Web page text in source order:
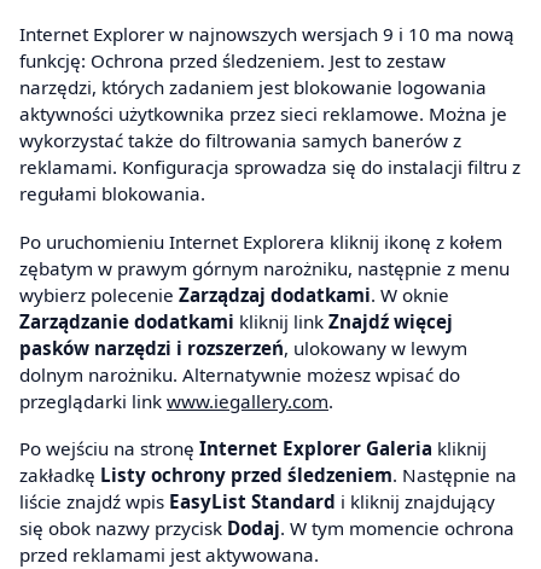
Internet Explorer w najnowszych wersjach 9 i 10 ma nową
funkcję: Ochrona przed śledzeniem. Jest to zestaw
narzędzi, których zadaniem jest blokowanie logowania
aktywności użytkownika przez sieci reklamowe. Można je
wykorzystać także do filtrowania samych banerów z
reklamami. Konfiguracja sprowadza się do instalacji filtru z
regułami blokowania.
Po uruchomieniu Internet Explorera kliknij ikonę z kołem
zębatym w prawym górnym narożniku, następnie z menu
wybierz polecenie Zarządzaj dodatkami. W oknie
Zarządzanie dodatkami kliknij link Znajdź więcej
pasków narzędzi i rozszerzeń, ulokowany w lewym
dolnym narożniku. Alternatywnie możesz wpisać do
przeglądarki link www.iegallery.com.
Po wejściu na stronę Internet Explorer Galeria kliknij
zakładkę Listy ochrony przed śledzeniem. Następnie na
liście znajdź wpis EasyList Standard i kliknij znajdujący
się obok nazwy przycisk Dodaj. W tym momencie ochrona
przed reklamami jest aktywowana.